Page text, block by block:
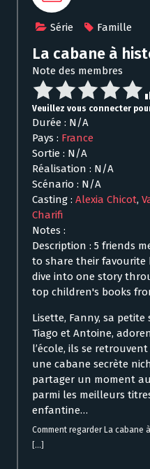
Série Famille
La cabane à
Note des membres
Veuillez vous connecter
Durée : N/A
Pays : France
Sortie : N/A
Réalisation : N/A
Scénario : N/A
Casting : Alexia Chicot,
Charifi
Notes :
Description : 5 friends
to share their favourite
dive into one story
top children's books
Lisette, Fanny, sa petite
Tiago et Antoine,
l’école, ils se
une cabane secrète
partager un moment
parmi les meilleurs
enfantine…
Comment regarder La cabane
[...]